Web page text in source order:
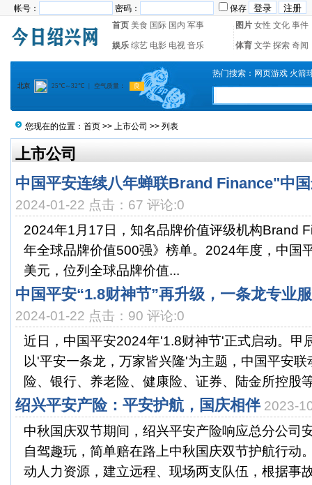
帐号： 密码：
保存
首页 美食 国际 国内 军事 图片 女性 文化 事件
娱乐 综艺 电影 电视 音乐 体育 文学 探索 奇闻
热门搜索： 网页游戏 火箭
您现在的位置： 首页 >> 上市公司 >> 列表
上市公司
中国平安连续八年蝉联Brand Finance"中
2024-01-22 点击：67 评论:0
2024年1月17日，知名品牌价值评级机构Brand
年全球品牌价值500强》榜单。2024年度，中国
美元，位列全球品牌价值...
中国平安“1.8财神节”再升级，一条龙专业
2024-01-22 点击：90 评论:0
近日，中国平安2024年'1.8财神节'正式启动。甲
以'平安一条龙，万家皆兴隆'为主题，中国平安
险、银行、养老险、健康险、证券、陆金所控股
绍兴平安产险：平安护航，国庆相伴 2023-
中秋国庆双节期间，绍兴平安产险响应总分公司
自驾趣玩，简单赔在路上中秋国庆双节护航行动
动人力资源，建立远程、现场两支队伍，根据事